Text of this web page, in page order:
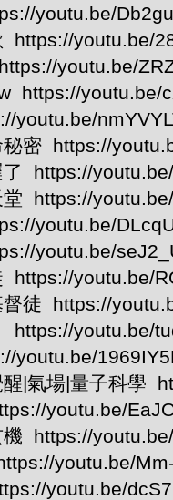
youtu.be/
https://youtu.be/
youtu.be/
https://youtu.be/
youtu.be/
秘密 https://
了 https://
堂 https://
youtu.be/
youtu.be/
https://youtu.be/
督徒 https://
https://youtu.be/
youtu.be/
醒|氣場|量子科學
youtu.be/
機 https://
youtu.be/
youtu.be/